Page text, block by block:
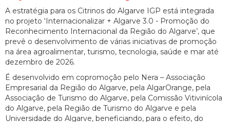
A estratégia para os Citrinos do Algarve IGP está integrada
no projeto ‘Internacionalizar + Algarve 3.0 - Promoção do
Reconhecimento Internacional da Região do Algarve’, que
prevê o desenvolvimento de várias iniciativas de promoção
na área agroalimentar, turismo, tecnologia, saúde e mar até
dezembro de 2026.
É desenvolvido em copromoção pelo Nera – Associação
Empresarial da Região do Algarve, pela AlgarOrange, pela
Associação de Turismo do Algarve, pela Comissão Vitivinícola
do Algarve, pela Região de Turismo do Algarve e pela
Universidade do Algarve, beneficiando, para o efeito, do